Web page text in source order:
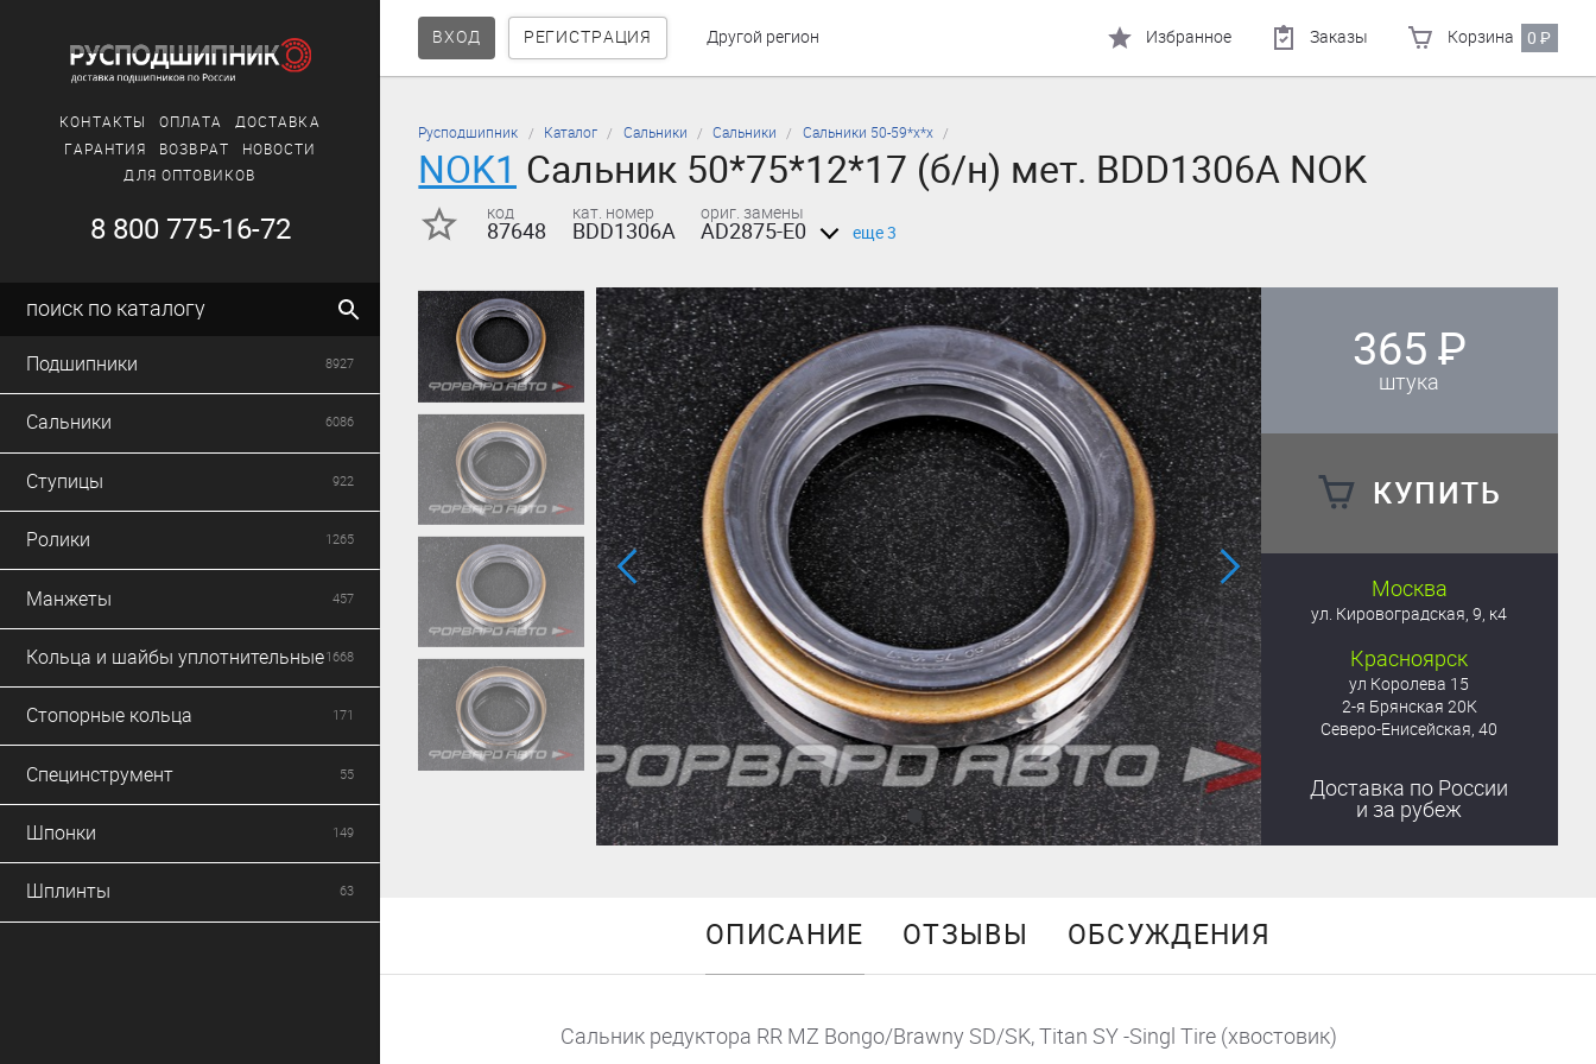
ВХОД РЕГИСТРАЦИЯ Другой регион Избранное Заказы Корзина 0₽
КОНТАКТЫ ОПЛАТА
ДОСТАВКА
ГАРАНТИЯ
ВОЗВРАТ
НОВОСТИ
ДЛЯ ОПТОВИКОВ
8 800 775-16-72
поиск по каталогу
Подшипники 8927
Сальники 6086
Ступицы 922
Ролики 1265
Манжеты 457
Кольца и шайбы уплотнительные1668
Стопорные кольца 171
Специнструмент 55
Шпонки 149
Шплинты 63
Русподшипник Каталог Сальники Сальники Сальники 50-59*х*х
NOK1 Сальник 50*75*12*17 (б/н) мет. BDD1306A NOK
код
87648
кат. номер
BDD1306A
ориг. замены
AD2875-E0 еще 3
365 ₽
штука
КУПИТЬ
Москва
ул. Кировоградская, 9, к4
Красноярск
ул Королева 15
2-я Брянская 20К
Северо-Енисейская, 40
Доставка по России
и за рубеж
ОПИСАНИЕ ОТЗЫВЫ ОБСУЖДЕНИЯ
Сальник редуктора RR MZ Bongo/Brawny SD/SK, Titan SY -Singl Tire (хвостовик)